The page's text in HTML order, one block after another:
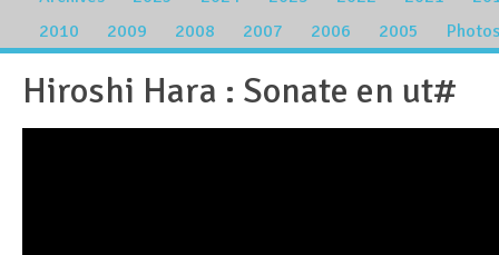
2010
2009 2008 2007 2006 2005 Photos
Hiroshi Hara : Sonate en ut#